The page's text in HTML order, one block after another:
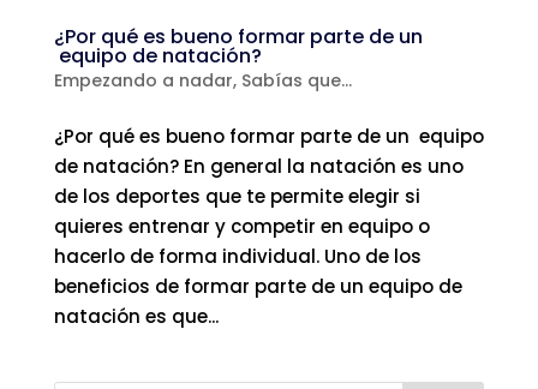
¿Por qué es bueno formar parte de un
equipo de natación?
Empezando a nadar, Sabías que...
¿Por qué es bueno formar parte de un equipo
de natación? En general la natación es uno
de los deportes que te permite elegir si
quieres entrenar y competir en equipo o
hacerlo de forma individual. Uno de los
beneficios de formar parte de un equipo de
natación es que...